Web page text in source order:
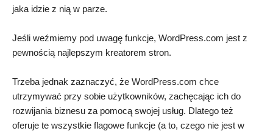
jaka idzie z nią w parze.
Jeśli weźmiemy pod uwagę funkcje, WordPress.com jest z
pewnością najlepszym kreatorem stron.
Trzeba jednak zaznaczyć, że WordPress.com chce
utrzymywać przy sobie użytkowników, zachęcając ich do
rozwijania biznesu za pomocą swojej usług. Dlatego też
oferuje te wszystkie flagowe funkcje (a to, czego nie jest w